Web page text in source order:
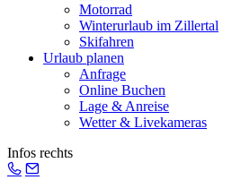
Motorrad
Winterurlaub im Zillertal
Skifahren
Urlaub planen
Anfrage
Online Buchen
Lage & Anreise
Wetter & Livekameras
Infos rechts